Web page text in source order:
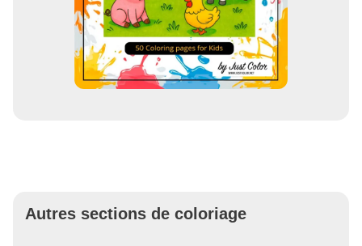
Autres sections de coloriage